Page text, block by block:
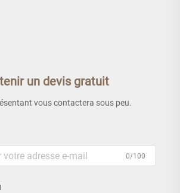
un devis gratuit
vous contactera sous peu.
0/100